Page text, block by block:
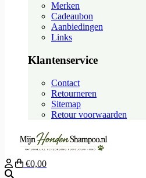
Merken
Cadeaubon
Aanbiedingen
Links
Klantenservice
Contact
Retourneren
Sitemap
Retour voorwaarden
€0,00